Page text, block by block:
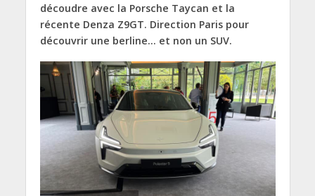
découdre avec la Porsche Taycan et la
récente Denza Z9GT. Direction Paris pour
découvrir une berline… et non un SUV.